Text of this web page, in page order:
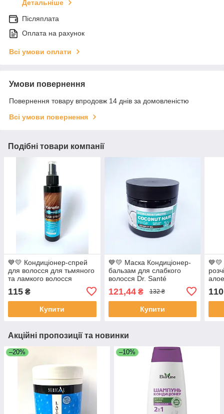
Детальніше
Післяплата
Оплата на рахунок
Всі умови оплати
Умови повернення
Повернення товару впродовж 14 днів за домовленістю
Всі умови повернення
Подібні товари компанії
💙💛 Кондиціонер-спрей
для волосся для тьмяного
та ламкого волосся
115 ₴
Купити
💙💛 Маска Кондиціонер-
бальзам для слабкого
волосся Dr. Santé
121,44₴ 132 ₴
Купити
💙💛
110
Акційні пропозиції та новинки
–20% –10%